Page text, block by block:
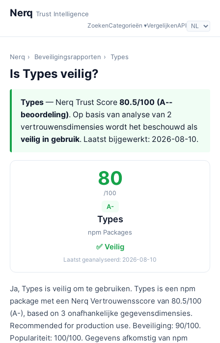
Nerq Trust Intelligence
ZoekenCategorieën ▾VergelijkenAPI
Nerq › Beveiligingsrapporten › Types
Is Types veilig?
Types — Nerq Trust Score 80.5/100 (A--
beoordeling). Op basis van analyse van 2
vertrouwensdimensies wordt het beschouwd als
veilig in gebruik. Laatst bijgewerkt: 2026-08-10.
80
/100
A-
Types
npm Packages
✅ Veilig
Laatst geanalyseerd: 2026-08-10
Ja, Types is veilig om te gebruiken. Types is een npm
package met een Nerq Vertrouwensscore van 80.5/100
(A-), based on 3 onafhankelijke gegevensdimensies.
Recommended for production use. Beveiliging: 90/100.
Populariteit: 100/100. Gegevens afkomstig van npm